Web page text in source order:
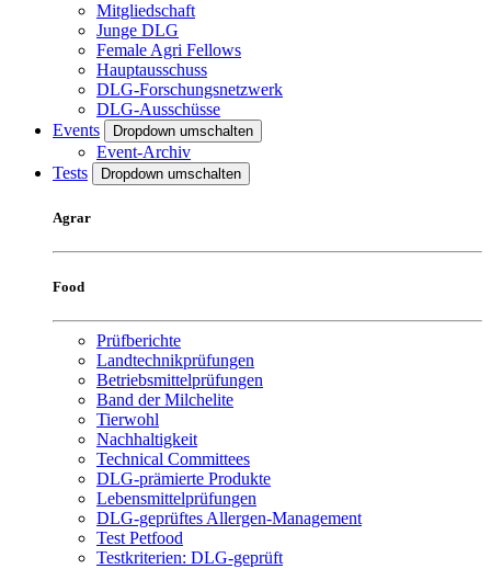
Mitgliedschaft
Junge DLG
Female Agri Fellows
Hauptausschuss
DLG-Forschungsnetzwerk
DLG-Ausschüsse
Events
Dropdown umschalten
Event-Archiv
Tests
Dropdown umschalten
Agrar
Food
Prüfberichte
Landtechnikprüfungen
Betriebsmittelprüfungen
Band der Milchelite
Tierwohl
Nachhaltigkeit
Technical Committees
DLG-prämierte Produkte
Lebensmittelprüfungen
DLG-geprüftes Allergen-Management
Test Petfood
Testkriterien: DLG-geprüft